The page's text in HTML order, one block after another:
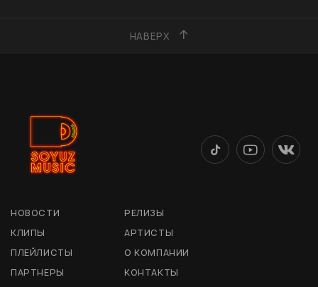
НАВЕРХ
НОВОСТИ
РЕЛИЗЫ
КЛИПЫ
АРТИСТЫ
ПЛЕЙЛИСТЫ
О КОМПАНИИ
ПАРТНЕРЫ
КОНТАКТЫ